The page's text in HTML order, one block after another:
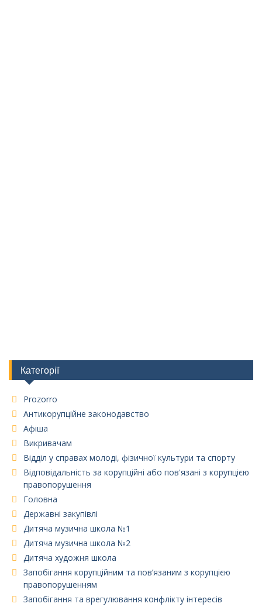
Категорії
Prozorro
Антикорупційне законодавство
Афіша
Викривачам
Відділ у справах молоді, фізичної культури та спорту
Відповідальність за корупційні або пов'язані з корупцією
правопорушення
Головна
Державні закупівлі
Дитяча музична школа №1
Дитяча музична школа №2
Дитяча художня школа
Запобігання корупційним та пов’язаним з корупцією
правопорушенням
Запобігання та врегулювання конфлікту інтересів